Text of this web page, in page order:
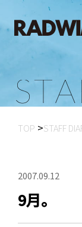
ST A
TOP STAFF
2007.09.12
9月。